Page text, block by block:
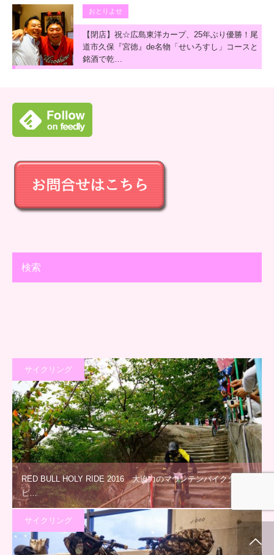
おとりよせ
【閉店】祝☆広島東洋カープ、25年ぶり優勝！尾
道市久保『宮徳』de名物「せいろすし」コースと
銘酒で乾…
検索
サイクリング
RED BULL HOLY RIDE 2016 大迫力のマウンテンバイクダウン
ヒ…
サイクリング
ホーム 新着情報 シェア お問合せ